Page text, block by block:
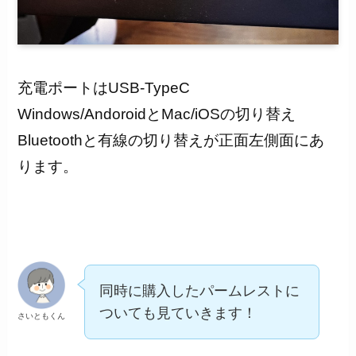
充電ポートはUSB-TypeC
Windows/AndoroidとMac/iOSの切り替え
Bluetoothと有線の切り替えが正面左側面にあ
ります。
さいともくん
同時に購入したパームレストに
ついても見ていきます！